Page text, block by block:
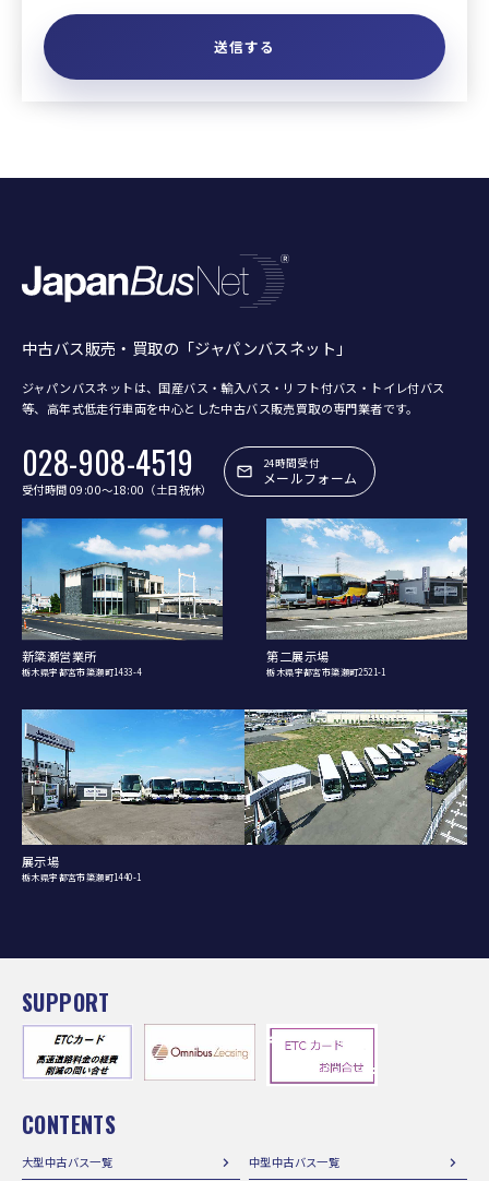
中古バス販売・買取の「ジャパンバスネット」
ジャパンバスネットは、国産バス・輸入バス・リフト付バス・トイレ付バス
等、 高年式低走行車両を中心とした中古バス販売買取の専門業者です。
028-908-4519
受付時間 09:00〜18:00（土日祝休）
24時間受付
メールフォーム
新簗瀬営業所
栃木県宇都宮市簗瀬町1433-4
第二展示場
栃木県宇都宮市簗瀬町2521-1
展示場
栃木県宇都宮市簗瀬町1440-1
SUPPORT
CONTENTS
大型中古バス一覧 中型中古バス一覧